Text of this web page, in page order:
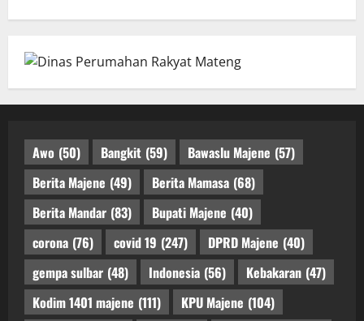
Awo (50) Bangkit (59) Bawaslu Majene (57)
Berita Majene (49) Berita Mamasa (68)
Berita Mandar (83) Bupati Majene (40)
corona (76) covid 19 (247) DPRD Majene (40)
gempa sulbar (48) Indonesia (56) Kebakaran (47)
Kodim 1401 majene (111) KPU Majene (104)